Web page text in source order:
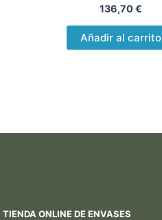
136,70€
Añadir al carrito
TIENDA ONLINE DE ENVASES